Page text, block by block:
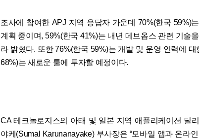
조사에 참여한 APJ 지역 응답자 가운데 70%(한국 59%)
계획 중이며, 59%(한국 41%)는 내년 데브옵스 관련 기술
라 밝혔다. 또한 76%(한국 59%)는 개발 및 운영 인력에
68%)는 새로운 툴에 투자할 예정이다.
CA 테크놀로지스의 아태 및 일본 지역 애플리케이션 딜
야케(Sumal Karunanayake) 부사장은 “모바일 앱과 온라